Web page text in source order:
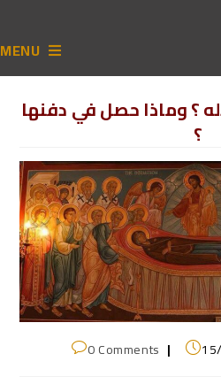
MENU
؟ وماذا حصل في دفنها
؟
0 Comments